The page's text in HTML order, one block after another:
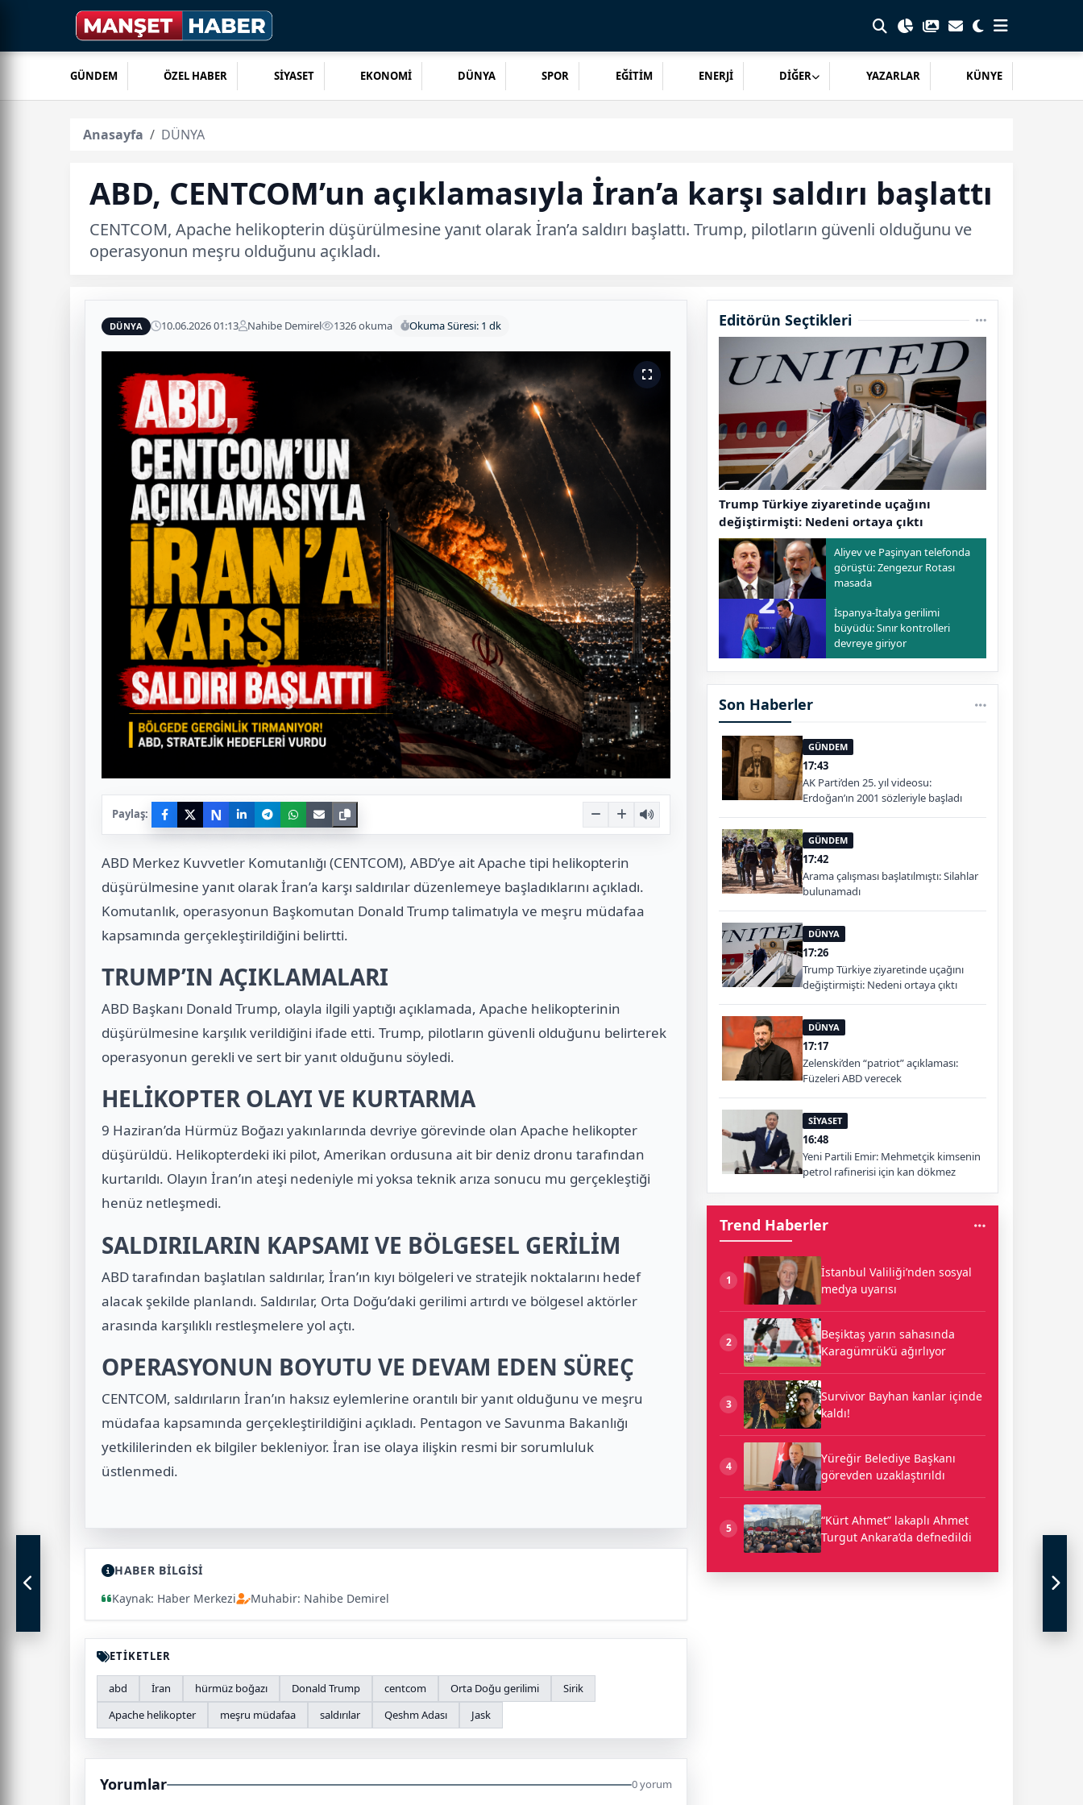
GÜNDEM ÖZEL HABER SİYASET EKONOMİ DÜNYA SPOR EĞİTİM ENERJİ DİĞER YAZARLAR KÜNYE
Anasayfa DÜNYA
ABD, CENTCOM’un açıklamasıyla İran’a karşı saldırı başlattı
CENTCOM, Apache helikopterin düşürülmesine yanıt olarak İran’a saldırı başlattı. Trump, pilotların güvenli olduğunu ve
operasyonun meşru olduğunu açıkladı.
DÜNYA 10.06.2026 01:13 Nahibe Demirel 1326 okuma Okuma Süresi: 1 dk
Paylaş: N
ABD Merkez Kuvvetler Komutanlığı (CENTCOM), ABD’ye ait Apache tipi helikopterin
düşürülmesine yanıt olarak İran’a karşı saldırılar düzenlemeye başladıklarını açıkladı.
Komutanlık, operasyonun Başkomutan Donald Trump talimatıyla ve meşru müdafaa
kapsamında gerçekleştirildiğini belirtti.
TRUMP’IN AÇIKLAMALARI
ABD Başkanı Donald Trump, olayla ilgili yaptığı açıklamada, Apache helikopterinin
düşürülmesine karşılık verildiğini ifade etti. Trump, pilotların güvenli olduğunu belirterek
operasyonun gerekli ve sert bir yanıt olduğunu söyledi.
HELİKOPTER OLAYI VE KURTARMA
9 Haziran’da Hürmüz Boğazı yakınlarında devriye görevinde olan Apache helikopter
düşürüldü. Helikopterdeki iki pilot, Amerikan ordusuna ait bir deniz dronu tarafından
kurtarıldı. Olayın İran’ın ateşi nedeniyle mi yoksa teknik arıza sonucu mu gerçekleştiği
henüz netleşmedi.
SALDIRILARIN KAPSAMI VE BÖLGESEL GERİLİM
ABD tarafından başlatılan saldırılar, İran’ın kıyı bölgeleri ve stratejik noktalarını hedef
alacak şekilde planlandı. Saldırılar, Orta Doğu’daki gerilimi artırdı ve bölgesel aktörler
arasında karşılıklı restleşmelere yol açtı.
OPERASYONUN BOYUTU VE DEVAM EDEN SÜREÇ
CENTCOM, saldırıların İran’ın haksız eylemlerine orantılı bir yanıt olduğunu ve meşru
müdafaa kapsamında gerçekleştirildiğini açıkladı. Pentagon ve Savunma Bakanlığı
yetkililerinden ek bilgiler bekleniyor. İran ise olaya ilişkin resmi bir sorumluluk
üstlenmedi.
HABER BİLGİSİ
Kaynak: Haber Merkezi
Muhabir: Nahibe Demirel
ETİKETLER
abd İran hürmüz boğazı Donald Trump centcom Orta Doğu gerilimi
Sirik
Apache helikopter
meşru müdafaa saldırılar Qeshm Adası Jask
Yorumlar 0 yorum
Editörün Seçtikleri
Trump Türkiye ziyaretinde uçağını
değiştirmişti: Nedeni ortaya çıktı
Aliyev ve Paşinyan telefonda
görüştü: Zengezur Rotası
masada
İspanya-İtalya gerilimi
büyüdü: Sınır kontrolleri
devreye giriyor
Son Haberler
GÜNDEM
17:43
AK Parti’den 25. yıl videosu:
Erdoğan’ın 2001 sözleriyle başladı
GÜNDEM
17:42
Arama çalışması başlatılmıştı: Silahlar
bulunamadı
DÜNYA
17:26
Trump Türkiye ziyaretinde uçağını
değiştirmişti: Nedeni ortaya çıktı
DÜNYA
17:17
Zelenski’den “patriot” açıklaması:
Füzeleri ABD verecek
SİYASET
16:48
Yeni Partili Emir: Mehmetçik kimsenin
petrol rafinerisi için kan dökmez
Trend Haberler
1
İstanbul Valiliği’nden sosyal
medya uyarısı
2
Beşiktaş yarın sahasında
Karagümrük’ü ağırlıyor
3
Survivor Bayhan kanlar içinde
kaldı!
4
Yüreğir Belediye Başkanı
görevden uzaklaştırıldı
5
“Kürt Ahmet” lakaplı Ahmet
Turgut Ankara’da defnedildi